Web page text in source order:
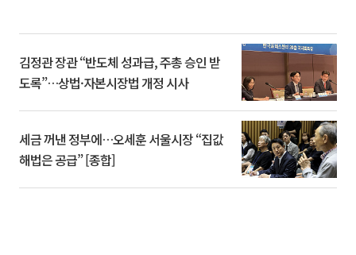
김정관 장관 “반도체 성과급, 주총 승인 받
도록”…상법·자본시장법 개정 시사
세금 꺼낸 정부에…오세훈 서울시장 “집값
해법은 공급” [종합]